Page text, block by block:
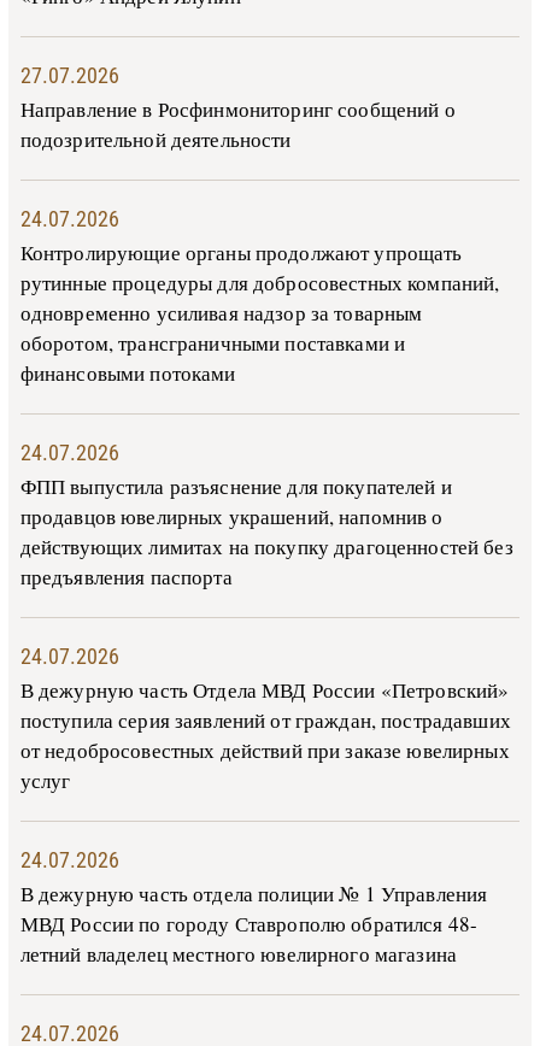
27.07.2026
Направление в Росфинмониторинг сообщений о
подозрительной деятельности
24.07.2026
Контролирующие органы продолжают упрощать
рутинные процедуры для добросовестных компаний,
одновременно усиливая надзор за товарным
оборотом, трансграничными поставками и
финансовыми потоками
24.07.2026
ФПП выпустила разъяснение для покупателей и
продавцов ювелирных украшений, напомнив о
действующих лимитах на покупку драгоценностей без
предъявления паспорта
24.07.2026
В дежурную часть Отдела МВД России «Петровский»
поступила серия заявлений от граждан, пострадавших
от недобросовестных действий при заказе ювелирных
услуг
24.07.2026
В дежурную часть отдела полиции № 1 Управления
МВД России по городу Ставрополю обратился 48-
летний владелец местного ювелирного магазина
24.07.2026